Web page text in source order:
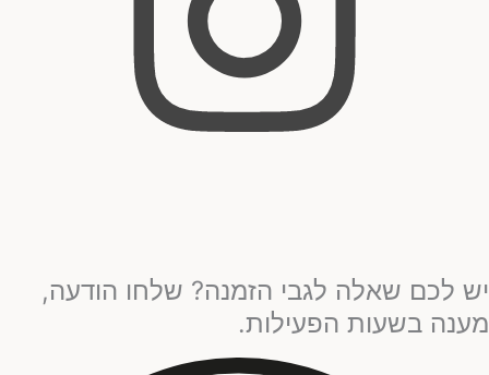
יש לכם שאלה לגבי הזמנה? שלחו הודעה,
מענה בשעות הפעילות.